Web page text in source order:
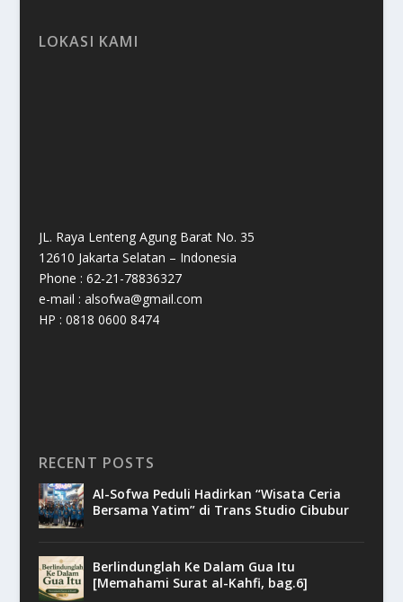
LOKASI KAMI
JL. Raya Lenteng Agung Barat No. 35
12610 Jakarta Selatan – Indonesia
Phone : 62-21-78836327
e-mail : alsofwa@gmail.com
HP : 0818 0600 8474
RECENT POSTS
Al-Sofwa Peduli Hadirkan “Wisata Ceria
Bersama Yatim” di Trans Studio Cibubur
Berlindunglah Ke Dalam Gua Itu
[Memahami Surat al-Kahfi, bag.6]